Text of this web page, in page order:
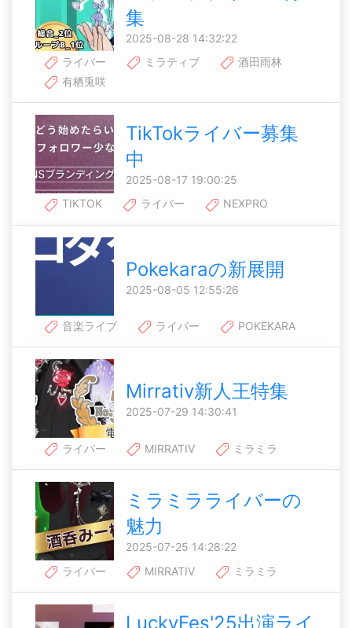
集
2025-08-28 14:32:22
ライバー
ミラティブ
酒田雨林
有栖兎咲
TikTokライバー募集
中
2025-08-17 19:00:25
TIKTOK
ライバー NEXPRO
Pokekaraの新展開
2025-08-05 12:55:26
音楽ライブ ライバー POKEKARA
Mirrativ新人王特集
2025-07-29 14:30:41
ライバー MIRRATIV ミラミラ
ミラミラライバーの
魅力
2025-07-25 14:28:22
ライバー
MIRRATIV ミラミラ
LuckyFes'25出演ライ